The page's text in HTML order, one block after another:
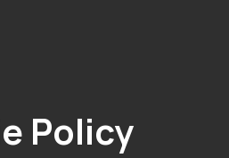
Policy